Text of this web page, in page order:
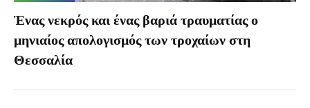
Ένας νεκρός και ένας βαριά τραυματίας ο
μηνιαίος απολογισμός των τροχαίων στη
Θεσσαλία